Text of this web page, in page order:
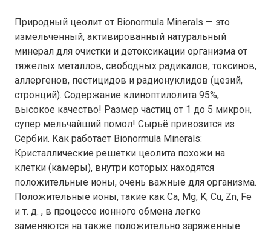
Природный цеолит от Bionormula Minerals — это
измельченный, активированный натуральный
минерал для очистки и детоксикации организма от
тяжелых металлов, свободных радикалов, токсинов,
аллергенов, пестицидов и радионуклидов (цезий,
стронций). Содержание клиноптилолита 95%,
высокое качество! Размер частиц от 1 до 5 микрон,
супер мельчайший помол! Сырьё привозится из
Сербии. Как работает Bionormula Minerals:
Кристаллические решетки цеолита похожи на
клетки (камеры), внутри которых находятся
положительные ионы, очень важные для организма.
Положительные ионы, такие как Ca, Mg, K, Cu, Zn, Fe
и т. д. , в процессе ионного обмена легко
заменяются на также положительно заряженные